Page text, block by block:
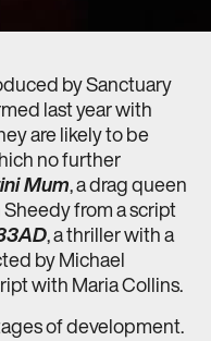
by Sanctuary
last year with
are likely to be
no further
Mum, a drag queen
from a script
, a thriller with a
by Michael
with Maria Collins.
of development.